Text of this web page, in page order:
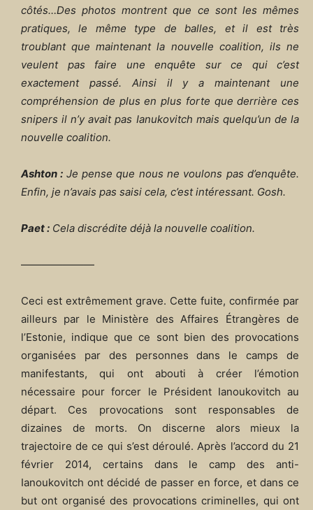
côtés…Des photos montrent que ce sont les mêmes
pratiques, le même type de balles, et il est très
troublant que maintenant la nouvelle coalition, ils ne
veulent pas faire une enquête sur ce qui c’est
exactement passé. Ainsi il y a maintenant une
compréhension de plus en plus forte que derrière ces
snipers il n’y avait pas Ianukovitch mais quelqu’un de la
nouvelle coalition.
Ashton : Je pense que nous ne voulons pas d’enquête.
Enfin, je n’avais pas saisi cela, c’est intéressant. Gosh.
Paet : Cela discrédite déjà la nouvelle coalition.
———————
Ceci est extrêmement grave. Cette fuite, confirmée par
ailleurs par le Ministère des Affaires Étrangères de
l’Estonie, indique que ce sont bien des provocations
organisées par des personnes dans le camps de
manifestants, qui ont abouti à créer l’émotion
nécessaire pour forcer le Président Ianoukovitch au
départ. Ces provocations sont responsables de
dizaines de morts. On discerne alors mieux la
trajectoire de ce qui s’est déroulé. Après l’accord du 21
février 2014, certains dans le camp des anti-
Ianoukovitch ont décidé de passer en force, et dans ce
but ont organisé des provocations criminelles, qui ont